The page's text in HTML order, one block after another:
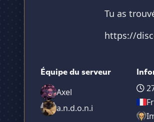
Tu as
https://
Équipe du serveur
Axel
a.n.d.o.n.i